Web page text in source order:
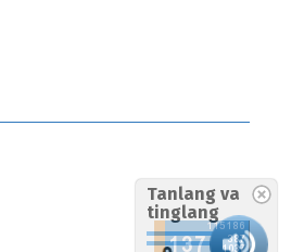
Tanlang va
tinglang